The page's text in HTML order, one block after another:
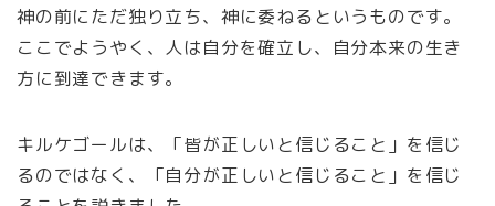
神の前にただ独り立ち、神に委ねるというものです。
ここでようやく、人は自分を確立し、自分本来の生き
方に到達できます。
キルケゴールは、「皆が正しいと信じること」を信じ
るのではなく、「自分が正しいと信じること」を信じ